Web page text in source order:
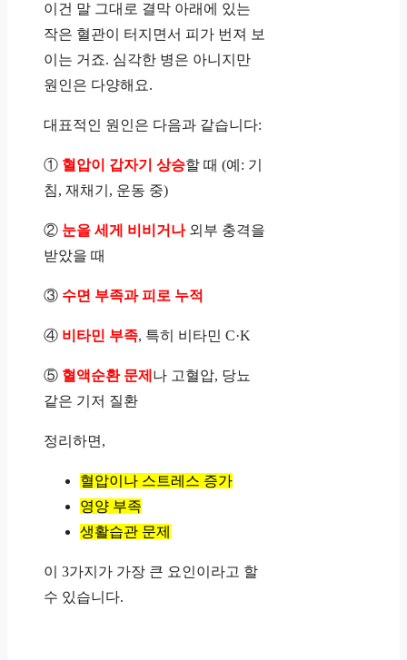
이건 말 그대로 결막 아래에 있는
작은 혈관이 터지면서 피가 번져 보
이는 거죠. 심각한 병은 아니지만
원인은 다양해요.
대표적인 원인은 다음과 같습니다:
① 혈압이 갑자기 상승할 때 (예: 기
침, 재채기, 운동 중)
② 눈을 세게 비비거나외부 충격을
받았을 때
③ 수면 부족과 피로 누적
④ 비타민 부족, 특히 비타민 C·K
⑤ 혈액순환 문제 나 고혈압, 당뇨
같은 기저 질환
정리하면,
혈압이나 스트레스 증가
영양 부족
생활습관 문제
이 3가지가 가장 큰 요인이라고 할
수 있습니다.